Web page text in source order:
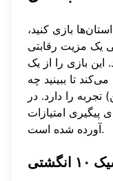
بازی کنید،
یک مزیت رقابتی
بازی را از یک
تا ببینید چه
را دارد. در
پیگیری امتیازات
آورده شده است.